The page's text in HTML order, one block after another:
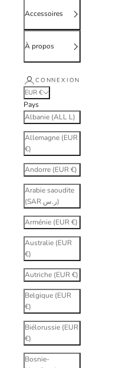
Accessoires
À propos
CONNEXION
EUR €
Pays
Albanie (ALL L)
Allemagne (EUR
€)
Andorre (EUR €)
Arabie saoudite
(SAR ر.س)
Arménie (EUR €)
Australie (EUR
€)
Autriche (EUR €)
Belgique (EUR
€)
Biélorussie (EUR
€)
Bosnie-